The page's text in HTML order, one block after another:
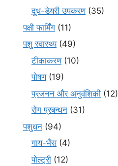
दूध-डेयरी उपकरण(35)
पक्षी फार्मिंग (11)
पशु स्वास्थ्य(49)
टीकाकरण(10)
पोषण(19)
प्रजनन और अनुवंशिकी (12)
रोग प्रबन्धन (31)
पशुधन (94)
गाय-भैंस(4)
पोल्ट्री (12)